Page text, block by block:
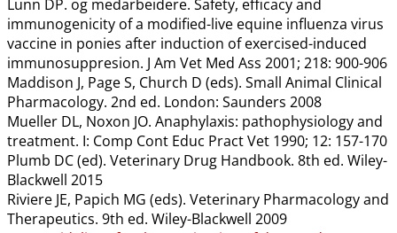
Lunn DP. og medarbeidere. Safety, efficacy and
immunogenicity of a modified-live equine influenza virus
vaccine in ponies after induction of exercised-induced
immunosuppresion. J Am Vet Med Ass 2001; 218: 900-906
Maddison J, Page S, Church D (eds). Small Animal Clinical
Pharmacology. 2nd ed. London: Saunders 2008
Mueller DL, Noxon JO. Anaphylaxis: pathophysiology and
treatment. I: Comp Cont Educ Pract Vet 1990; 12: 157-170
Plumb DC (ed). Veterinary Drug Handbook. 8th ed. Wiley-
Blackwell 2015
Riviere JE, Papich MG (eds). Veterinary Pharmacology and
Therapeutics. 9th ed. Wiley-Blackwell 2009